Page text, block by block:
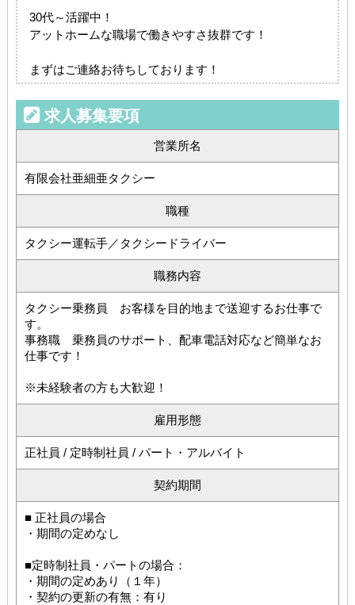
30代～活躍中！
アットホームな職場で働きやすさ抜群です！
まずはご連絡お待ちしております！
求人募集要項
営業所名
有限会社亜細亜タクシー
職種
タクシー運転手／タクシードライバー
職務内容
タクシー乗務員 お客様を目的地まで送迎するお仕事で
す。
事務職 乗務員のサポート、配車電話対応など簡単なお
仕事です！
※未経験者の方も大歓迎！
雇用形態
正社員 / 定時制社員 / パート・アルバイト
契約期間
■ 正社員の場合
・期間の定めなし
■定時制社員・パートの場合：
・期間の定めあり（１年）
・契約の更新の有無：有り